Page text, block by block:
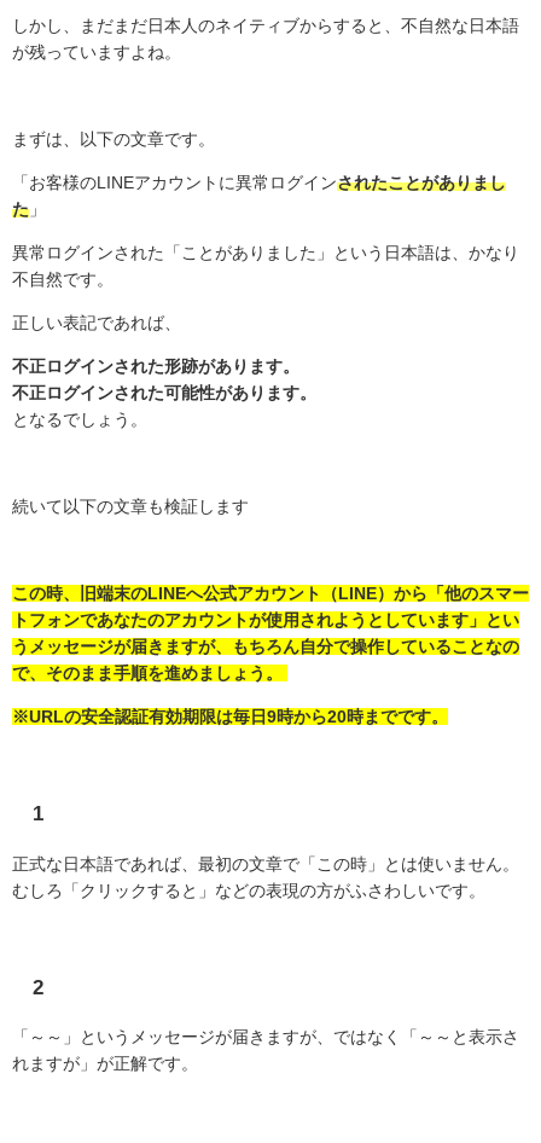
しかし、まだまだ日本人のネイティブからすると、不自然な日本語
が残っていますよね。
まずは、以下の文章です。
「お客様のLINEアカウントに異常ログインされたことがありまし
た 」
異常ログインされた「ことがありました」という日本語は、かなり
不自然です。
正しい表記であれば、
不正ログインされた形跡があります。
不正ログインされた可能性があります。
となるでしょう。
続いて以下の文章も検証します
この時、旧端末のLINEへ公式アカウント（LINE）から「他のスマー
トフォンであなたのアカウントが使用されようとしています」とい
うメッセージが届きますが、もちろん自分で操作していることなの
で、そのまま手順を進めましょう。
※URLの安全認証有効期限は毎日9時から20時までです。
1
正式な日本語であれば、最初の文章で「この時」とは使いません。
むしろ「クリックすると」などの表現の方がふさわしいです。
2
「～～」というメッセージが届きますが、ではなく「～～と表示さ
れますが」が正解です。